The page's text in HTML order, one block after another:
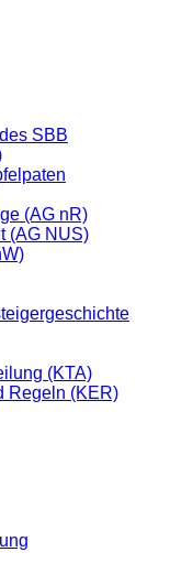
SBB
(AG nR)
(AG NUS)
(KTA)
Regeln (KER)